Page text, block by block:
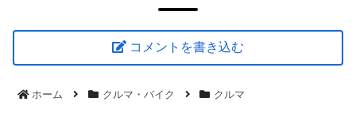
コメントを書き込む
ホーム クルマ・バイク クルマ